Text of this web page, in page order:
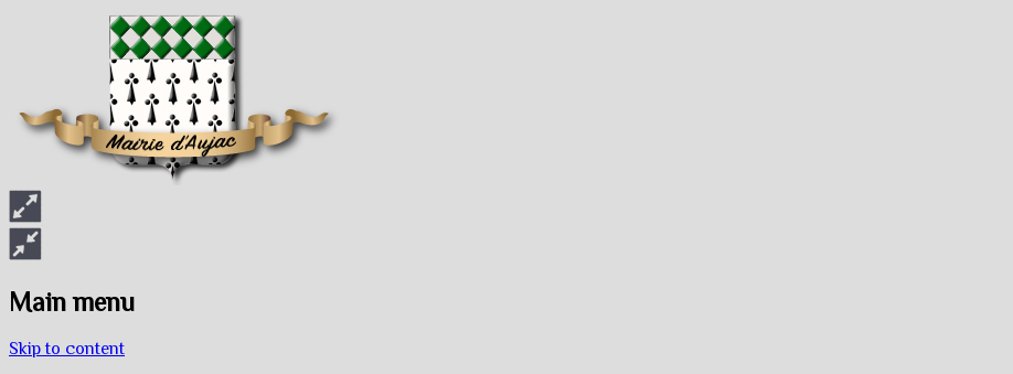
Main menu
Skip to content